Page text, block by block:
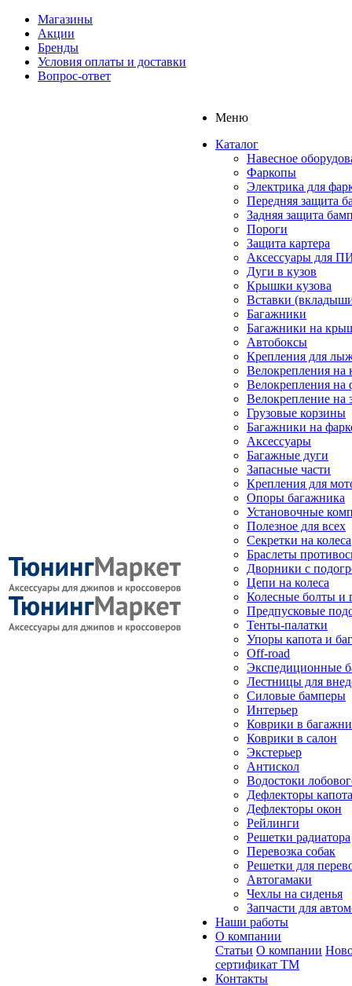
Магазины
Акции
Бренды
Условия оплаты и доставки
Вопрос-ответ
Меню
Каталог
Навесное
Фаркопы
Электрика для
Передняя защита
Задняя защита
Пороги
Защита картера
Аксессуары для
Дуги в кузов
Крышки кузова
Вставки
Багажники
Багажники на
Автобоксы
Крепления для
Велокрепления
Велокрепления на
Велокрепление на
Грузовые корзины
Багажники на
Аксессуары
Багажные дуги
Запасные части
Крепления для
Опоры багажника
Установочные
Полезное для всех
Секретки на колеса
Браслеты
Дворники с
Цепи на колеса
Колесные болты и
Предпусковые
Тенты-палатки
Упоры капота и
Off-road
Экспедиционные
Лестницы для
Силовые бамперы
Интерьер
Коврики в
Коврики в салон
Экстерьер
Антискол
Водостоки
Дефлекторы капота
Дефлекторы окон
Рейлинги
Решетки радиатора
Перевозка собак
Решетки для
Автогамаки
Чехлы на сиденья
Запчасти для
Наши работы
О компании
Статьи О компании
сертификат ТМ
Контакты